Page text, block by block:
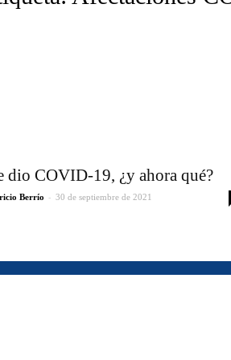
dio COVID-19, ¿y ahora qué?
Berrío - 30 de septiembre de 2021